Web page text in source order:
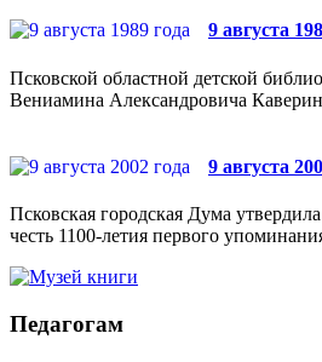
9 августа
Псковской областной детской
Вениамина Александровича
9 августа
Псковская городская Дума
честь 1100-летия первого
Педагогам